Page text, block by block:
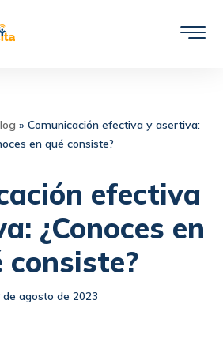
» Comunicación efectiva y asertiva:
en qué consiste?
efectiva
¿Conoces en
consiste?
de agosto de 2023